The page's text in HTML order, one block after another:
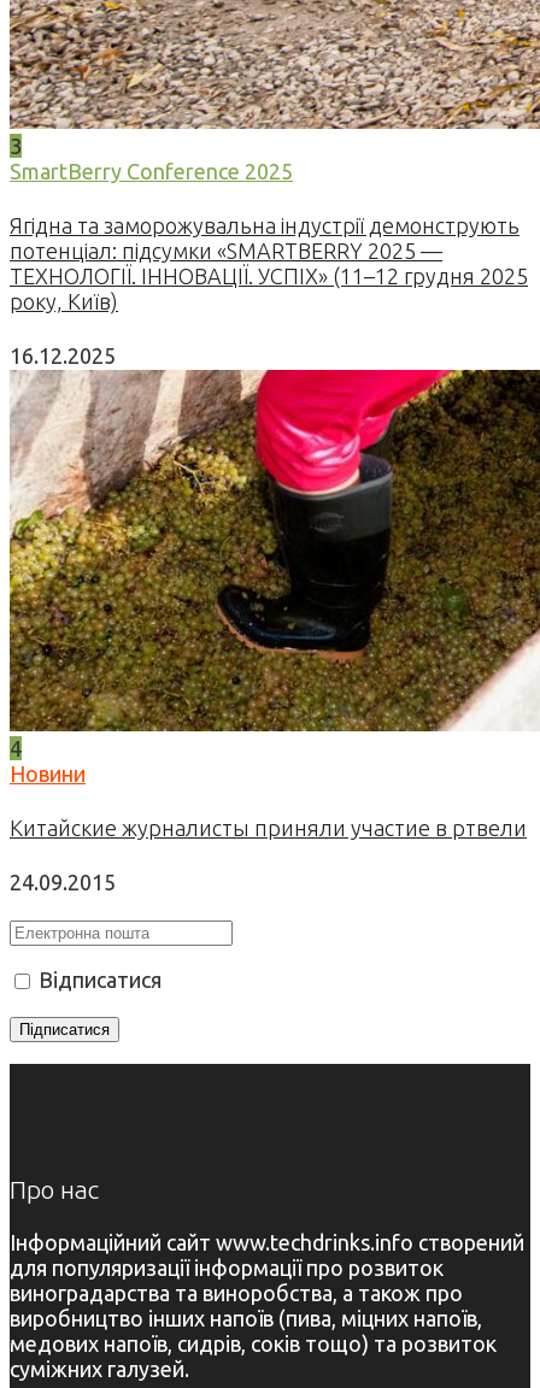
3
SmartBerry Conference 2025
Ягідна та заморожувальна індустрії демонструють
потенціал: підсумки «SMARTBERRY 2025 —
ТЕХНОЛОГІЇ. ІННОВАЦІЇ. УСПІХ» (11–12 грудня 2025
року, Київ)
16.12.2025
4
Новини
Китайские журналисты приняли участие в ртвели
24.09.2015
Відписатися
Про нас
Інформаційний сайт www.techdrinks.info створений
для популяризації інформації про розвиток
виноградарства та виноробства, а також про
виробництво інших напоїв (пива, міцних напоїв,
медових напоїв, сидрів, соків тощо) та розвиток
суміжних галузей.